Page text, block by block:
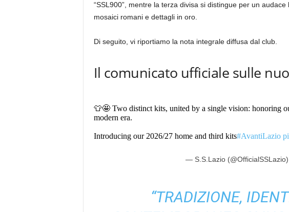
“SSL900”, mentre la terza divisa si distingue per un
mosaici romani e dettagli in oro.
Di seguito, vi riportiamo la nota integrale diffusa dal club.
Il comunicato ufficiale sulle
👕🤩 Two distinct kits, united by a single vision: honoring
modern era.
Introducing our 2026/27 home and third kits#AvantiLazio
— S.S.Lazio (@OfficialSSLazio)
“TRADIZIONE,